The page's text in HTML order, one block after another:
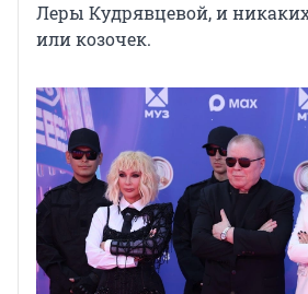
Леры Кудрявцевой, и
или козочек.